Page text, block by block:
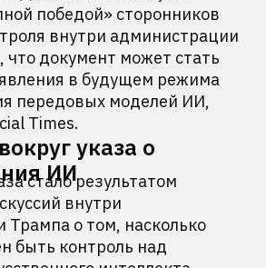
победой» сторонников
внутри администрации
что документ может стать
в будущем режима
передовых моделей ИИ,
Times.
указа о
ИИ
стало результатом
внутри
Трампа о том, насколько
быть контроль над